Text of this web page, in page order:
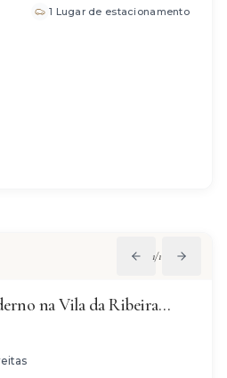
1 Lugar de estacionamento
1/12
na Vila da Ribeira